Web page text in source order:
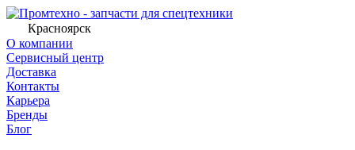
Красноярск
О компании
Сервисный центр
Доставка
Контакты
Карьера
Бренды
Блог